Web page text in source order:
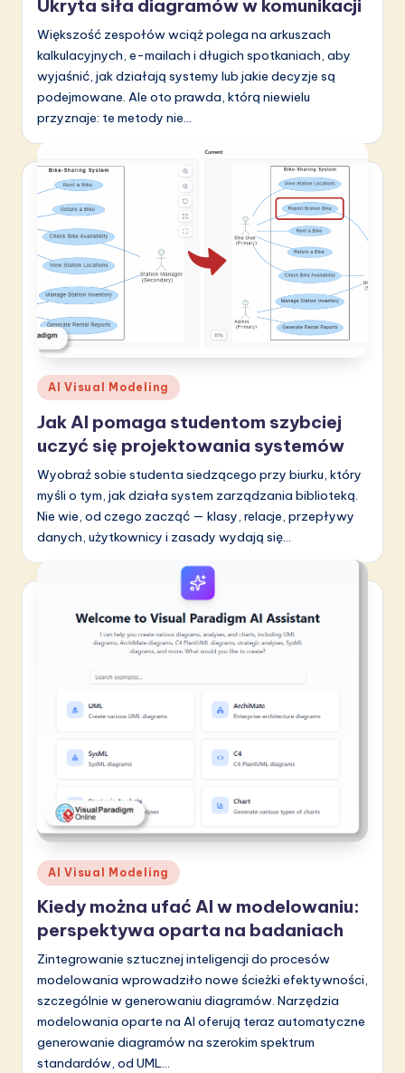
s
t
in
A
I
&
o
f
t
w
a
r
e
n
n
o
v
Ukryta siła diagramów w komunikacji
Większość zespołów wciąż polega na arkuszach
kalkulacyjnych, e-mailach i długich spotkaniach, aby
wyjaśnić, jak działają systemy lub jakie decyzje są
podejmowane. Ale oto prawda, którą niewielu
przyznaje: te metody nie…
Posted
AI Visual Modeling
Jak AI pomaga studentom szybciej
uczyć się projektowania systemów
Wyobraź sobie studenta siedzącego przy biurku, który
myśli o tym, jak działa system zarządzania biblioteką.
Nie wie, od czego zacząć — klasy, relacje, przepływy
danych, użytkownicy i zasady wydają się…
Posted
in
AI Visual Modeling
Kiedy można ufać AI w modelowaniu:
perspektywa oparta na badaniach
Zintegrowanie sztucznej inteligencji do procesów
modelowania wprowadziło nowe ścieżki efektywności,
szczególnie w generowaniu diagramów. Narzędzia
modelowania oparte na AI oferują teraz automatyczne
generowanie diagramów na szerokim spektrum
standardów, od UML…